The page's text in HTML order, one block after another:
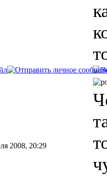
2008, 20:29